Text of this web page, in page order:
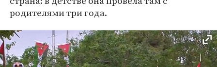
родителями три года.